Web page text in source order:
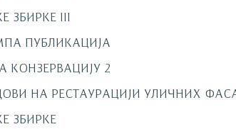
ЗБИРКЕ III
ПУБЛИКАЦИЈА
КОНЗЕРВАЦИЈУ 2
НА РЕСТАУРАЦИЈИ УЛИЧНИХ
ЗБИРКЕ